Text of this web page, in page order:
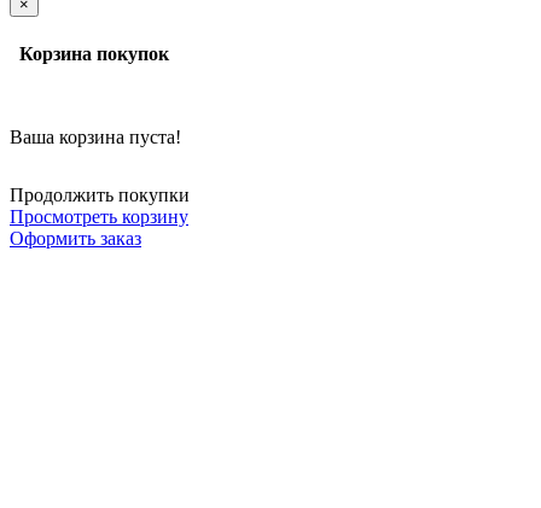
×
Корзина покупок
Ваша корзина пуста!
Продолжить покупки
Просмотреть корзину
Оформить заказ